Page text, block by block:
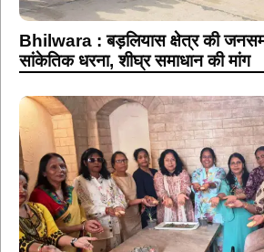
Bhilwara : बड़लियास क्षेत्र की
सांकेतिक धरना, शीघ्र समाधान की मांग